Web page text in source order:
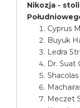
Nikozja -
Cyprus
Buyuk
Ledra
Dr. Suat
Meczet